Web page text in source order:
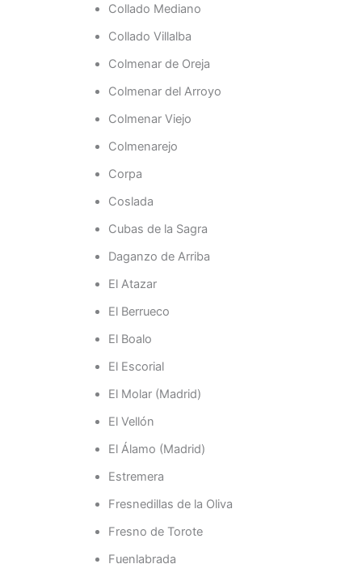
Collado Mediano
Collado Villalba
Colmenar de Oreja
Colmenar del Arroyo
Colmenar Viejo
Colmenarejo
Corpa
Coslada
Cubas de la Sagra
Daganzo de Arriba
El Atazar
El Berrueco
El Boalo
El Escorial
El Molar (Madrid)
El Vellón
El Álamo (Madrid)
Estremera
Fresnedillas de la Oliva
Fresno de Torote
Fuenlabrada